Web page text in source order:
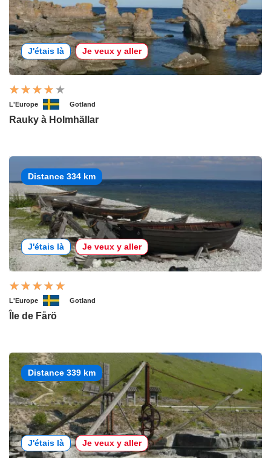
J'étais là Je veux y aller
L'Europe Gotland
Rauky à Holmhällar
Distance 334 km
J'étais là Je veux y aller
L'Europe Gotland
Île de Fårö
Distance 339 km
J'étais là Je veux y aller